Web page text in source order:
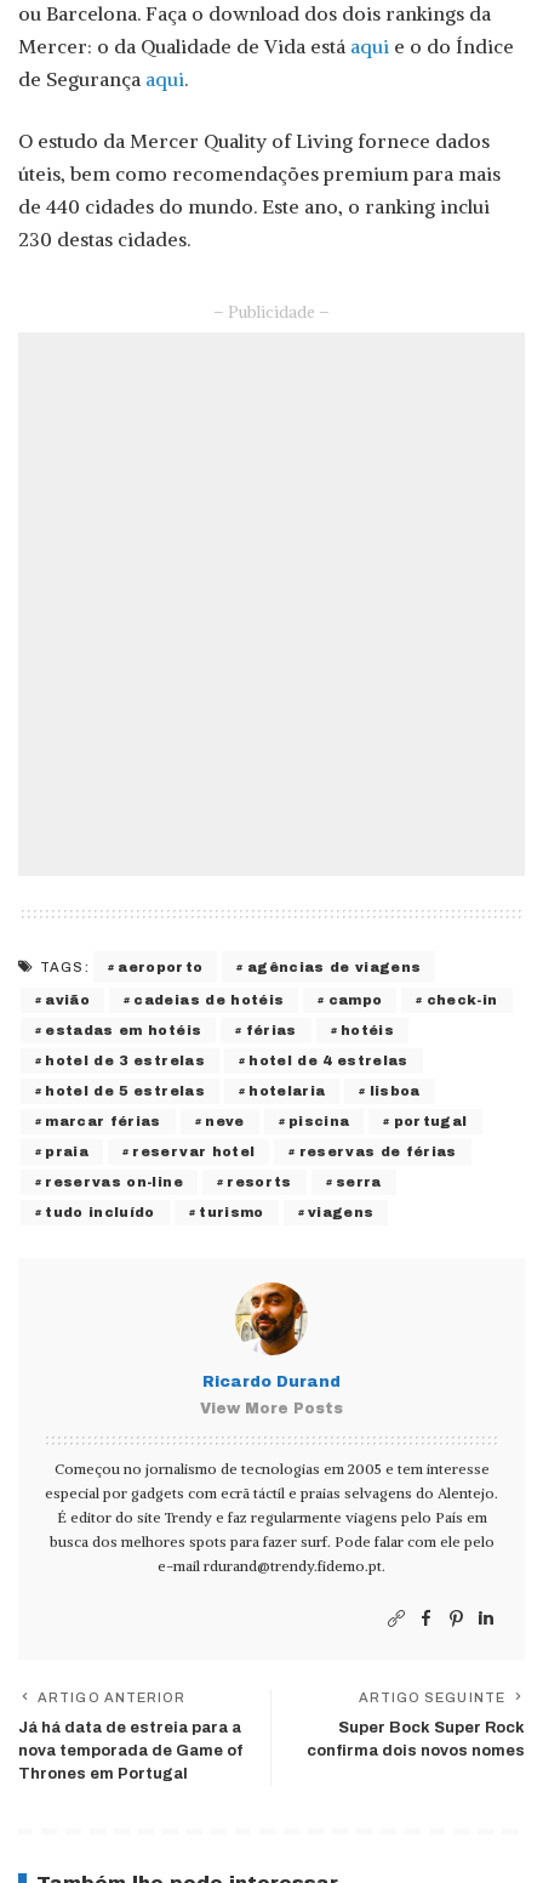
ou Barcelona. Faça o download dos dois rankings da
Mercer: o da Qualidade de Vida está aqui e o do Índice
de Segurança aqui.
O estudo da Mercer Quality of Living fornece dados
úteis, bem como recomendações premium para mais
de 440 cidades do mundo. Este ano, o ranking inclui
230 destas cidades.
– Publicidade –
TAGS: aeroporto agências de viagens
avião cadeias de hotéis campo check-in
estadas em hotéis férias hotéis
hotel de 3 estrelas hotel de 4 estrelas
hotel de 5 estrelas hotelaria lisboa
marcar férias neve piscina portugal
praia reservar hotel reservas de férias
reservas on-line resorts serra
tudo incluído turismo viagens
Ricardo Durand
View More Posts
Começou no jornalismo de tecnologias em 2005 e tem interesse
especial por gadgets com ecrã táctil e praias selvagens do Alentejo.
É editor do site Trendy e faz regularmente viagens pelo País em
busca dos melhores spots para fazer surf. Pode falar com ele pelo
e-mail rdurand@trendy.fidemo.pt.
ARTIGO ANTERIOR
Já há data de estreia para a
nova temporada de Game of
Thrones em Portugal
ARTIGO SEGUINTE
Super Bock Super Rock
confirma dois novos nomes